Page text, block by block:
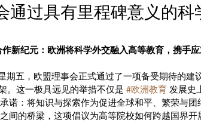
通过具有里程碑意义的科
新纪元：欧洲将科学外交融入高等教育，携手应
期五，欧盟理事会正式通过了一项备受期待的建
。这一极具远见的举措不仅是 #欧洲教育 发展史
诺：将知识与探索作为促进全球和平、繁荣与
间的桥梁，这项倡议为高等院校如何跨越国界